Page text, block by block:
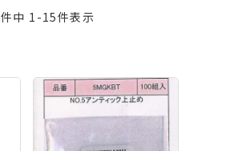
価格が高い順
おすすめ順
レビュー順
件中 1 -15件表示